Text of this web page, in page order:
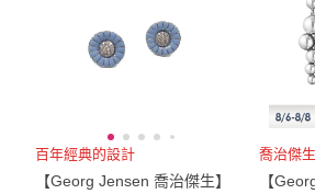
百年經典的設計
【Georg Jensen 喬治傑生】
喬治傑
【